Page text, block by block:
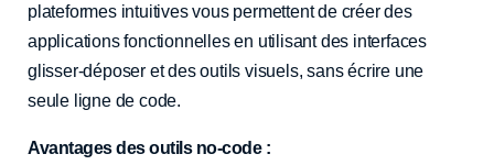
plateformes intuitives vous permettent de créer des
applications fonctionnelles en utilisant des interfaces
glisser-déposer et des outils visuels, sans écrire une
seule ligne de code.
Avantages des outils no-code :